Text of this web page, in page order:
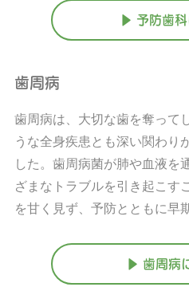
▶ 予防歯
歯周病
歯周病は、大切な歯を奪って
うな全身疾患とも深い関わり
した。歯周病菌が肺や血液を
ざまなトラブルを引き起こす
を甘く見ず、予防とともに早
▶ 歯周病